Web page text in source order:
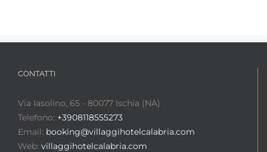
CONTATTI
Via Iasolino, 65 - 80077 Ischia (NA)
Telefono: +3908118555273
Email: booking@villaggihotelcalabria.com
Web: villaggihotelcalabria.com